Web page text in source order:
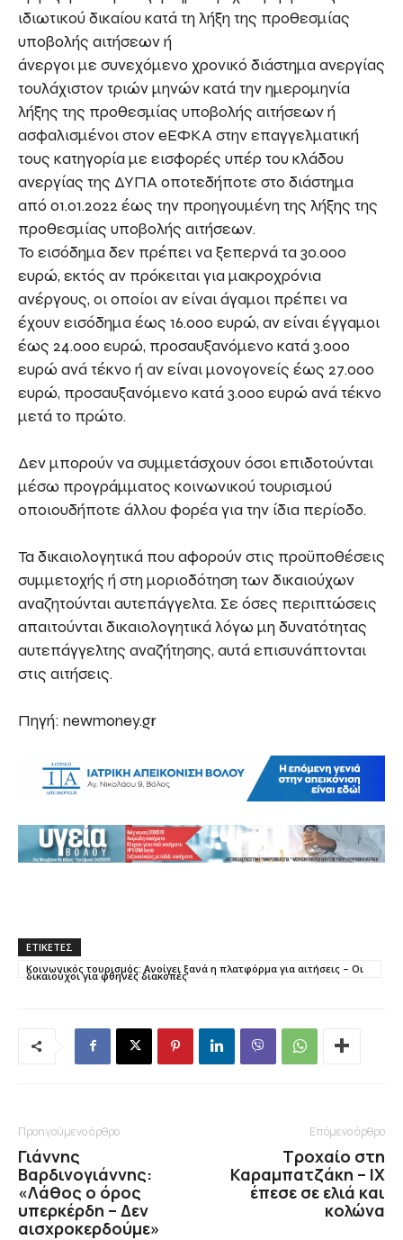
ιδιωτικού δικαίου κατά τη λήξη της προθεσμίας
υποβολής αιτήσεων ή
άνεργοι με συνεχόμενο χρονικό διάστημα ανεργίας
τουλάχιστον τριών μηνών κατά την ημερομηνία
λήξης της προθεσμίας υποβολής αιτήσεων ή
ασφαλισμένοι στον eEΦΚΑ στην επαγγελματική
τους κατηγορία με εισφορές υπέρ του κλάδου
ανεργίας της ΔΥΠΑ οποτεδήποτε στο διάστημα
από 01.01.2022 έως την προηγουμένη της λήξης της
προθεσμίας υποβολής αιτήσεων.
Το εισόδημα δεν πρέπει να ξεπερνά τα 30.000
ευρώ, εκτός αν πρόκειται για μακροχρόνια
ανέργους, οι οποίοι αν είναι άγαμοι πρέπει να
έχουν εισόδημα έως 16.000 ευρώ, αν είναι έγγαμοι
έως 24.000 ευρώ, προσαυξανόμενο κατά 3.000
ευρώ ανά τέκνο ή αν είναι μονογονείς έως 27.000
ευρώ, προσαυξανόμενο κατά 3.000 ευρώ ανά τέκνο
μετά το πρώτο.
Δεν μπορούν να συμμετάσχουν όσοι επιδοτούνται
μέσω προγράμματος κοινωνικού τουρισμού
οποιουδήποτε άλλου φορέα για την ίδια περίοδο.
Τα δικαιολογητικά που αφορούν στις προϋποθέσεις
συμμετοχής ή στη μοριοδότηση των δικαιούχων
αναζητούνται αυτεπάγγελτα. Σε όσες περιπτώσεις
απαιτούνται δικαιολογητικά λόγω μη δυνατότητας
αυτεπάγγελτης αναζήτησης, αυτά επισυνάπτονται
στις αιτήσεις.
Πηγή: newmoney.gr
ΕΤΙΚΕΤΕΣ
Κοινωνικός τουρισμός: Ανοίγει ξανά η πλατφόρμα για αιτήσεις – Oι
δικαιούχοι για φθηνές διακοπές
Προηγούμενο άρθρο
Γιάννης
Βαρδινογιάννης:
«Λάθος ο όρος
υπερκέρδη – Δεν
αισχροκερδούμε»
Επόμενο άρθρο
Τροχαίο στη
Καραμπατζάκη – ΙΧ
έπεσε σε ελιά και
κολώνα